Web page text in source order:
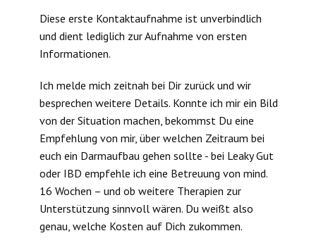
Diese erste Kontaktaufnahme ist unverbindlich
und dient lediglich zur Aufnahme von ersten
Informationen.
Ich melde mich zeitnah bei Dir zurück und wir
besprechen weitere Details. Konnte ich mir ein Bild
von der Situation machen, bekommst Du eine
Empfehlung von mir, über welchen Zeitraum bei
euch ein Darmaufbau gehen sollte - bei Leaky Gut
oder IBD empfehle ich eine Betreuung von mind.
16 Wochen – und ob weitere Therapien zur
Unterstützung sinnvoll wären. Du weißt also
genau, welche Kosten auf Dich zukommen.